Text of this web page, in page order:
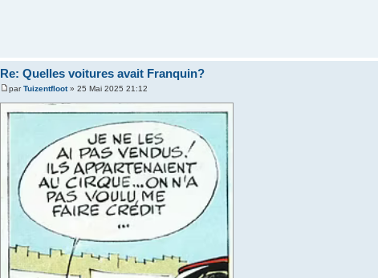
Re: Quelles voitures avait Franquin?
parTuizentfloot» 25 Mai 2025 21:12